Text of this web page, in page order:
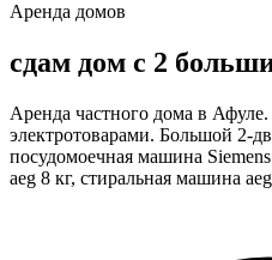
Аренда домов
сдам дом с 2
Аренда частного дома в
электротоварами. Большой 2-
посудомоечная машина
aeg 8 кг, стиральная машина